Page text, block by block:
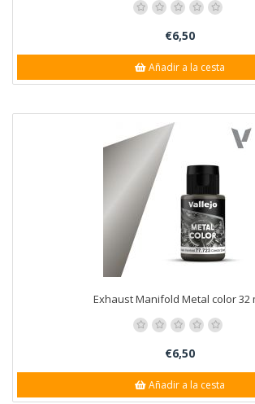
€6,50
Añadir a la cesta
Exhaust Manifold Metal color 32
€6,50
Añadir a la cesta